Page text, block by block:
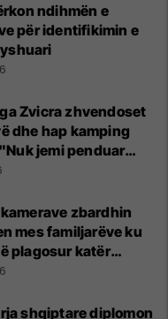
ndihmën e
për identifikimin e
Zvicra zhvendoset
dhe hap kamping
jemi penduar
zbardhin
mes familjarëve ku
plagosur katër
shqiptare diplomon